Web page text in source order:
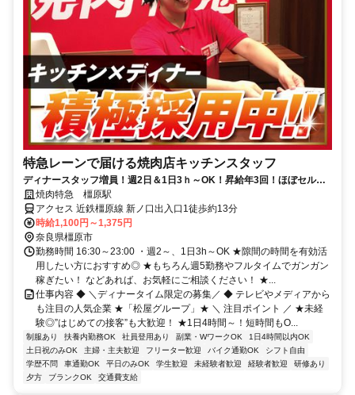
特急レーンで届ける焼肉店キッチンスタッフ
ディナースタッフ増員！週2日＆1日3ｈ～OK！昇給年3回！ほぼセルフ
で初バイトも安心♪紹介でボーナスもあり♪
焼肉特急 橿原駅
アクセス 近鉄橿原線 新ノ口出入口1徒歩約13分
時給1,100円～1,375円
奈良県橿原市
勤務時間 16:30～23:00 ・週2～、1日3h～OK ★隙間の時間を有効活
用したい方におすすめ◎ ★もちろん週5勤務やフルタイムでガンガン
稼ぎたい！ などあれば、お気軽にご相談ください！ ★...
仕事内容 ◆ ＼ディナータイム限定の募集／ ◆ テレビやメディアから
も注目の人気企業 ★「松屋グループ」★ ＼ 注目ポイント ／ ★未経
験◎”はじめての接客”も大歓迎！ ★1日4時間～！短時間もO...
制服あり 扶養内勤務OK 社員登用あり 副業・WワークOK
1日4時間以内OK
土日祝のみOK
主婦・主夫歓迎 フリーター歓迎 バイク通勤OK
シフト自由
学歴不問
車通勤OK 平日のみOK 学生歓迎 未経験者歓迎 経験者歓迎
研修あり
夕方
ブランクOK 交通費支給